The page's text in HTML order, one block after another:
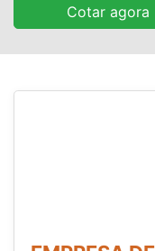
Cotar agora